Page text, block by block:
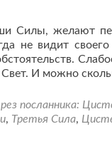
Силы, желают
не видит
И можно
посланника:
, Третья Сила,